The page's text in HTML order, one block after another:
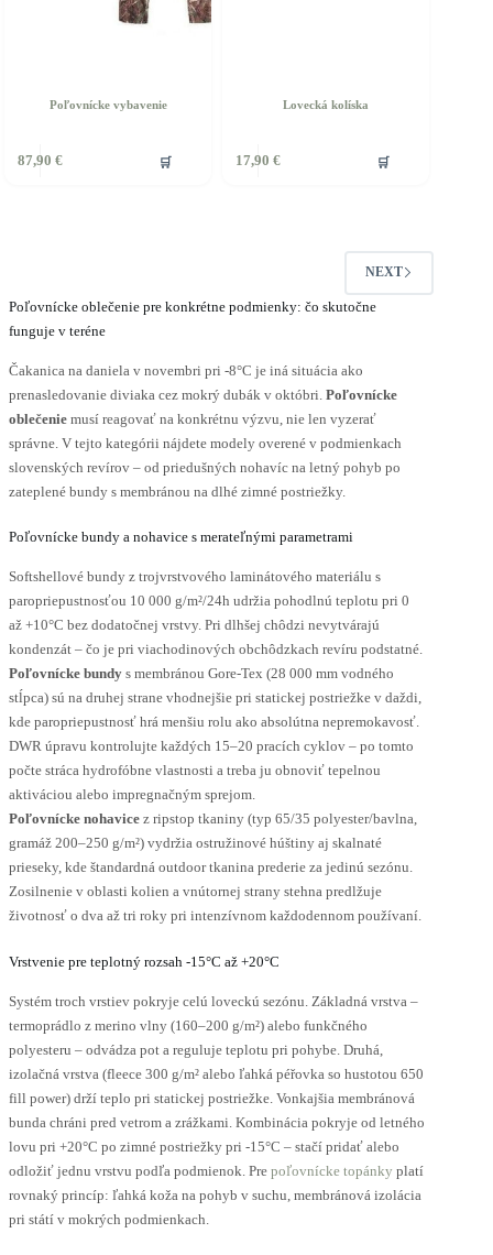
Poľovnícke vybavenie
87,90 € 🛒
Lovecká kolíska
17,90 € 🛒
NEXT
Poľovnícke oblečenie pre konkrétne podmienky: čo skutočne
funguje v teréne
Čakanica na daniela v novembri pri -8°C je iná situácia ako
prenasledovanie diviaka cez mokrý dubák v októbri. Poľovnícke
oblečenie musí reagovať na konkrétnu výzvu, nie len vyzerať
správne. V tejto kategórii nájdete modely overené v podmienkach
slovenských revírov – od priedušných nohavíc na letný pohyb po
zateplené bundy s membránou na dlhé zimné postriežky.
Poľovnícke bundy a nohavice s merateľnými parametrami
Softshellové bundy z trojvrstvového laminátového materiálu s
paropriepustnosťou 10 000 g/m²/24h udržia pohodlnú teplotu pri 0
až +10°C bez dodatočnej vrstvy. Pri dlhšej chôdzi nevytvárajú
kondenzát – čo je pri viachodinových obchôdzkach revíru podstatné.
Poľovnícke bundy s membránou Gore-Tex (28 000 mm vodného
stĺpca) sú na druhej strane vhodnejšie pri statickej postriežke v daždi,
kde paropriepustnosť hrá menšiu rolu ako absolútna nepremokavosť.
DWR úpravu kontrolujte každých 15–20 pracích cyklov – po tomto
počte stráca hydrofóbne vlastnosti a treba ju obnoviť tepelnou
aktiváciou alebo impregnačným sprejom.
Poľovnícke nohavice z ripstop tkaniny (typ 65/35 polyester/bavlna,
gramáž 200–250 g/m²) vydržia ostružinové húštiny aj skalnaté
prieseky, kde štandardná outdoor tkanina prederie za jedinú sezónu.
Zosilnenie v oblasti kolien a vnútornej strany stehna predlžuje
životnosť o dva až tri roky pri intenzívnom každodennom používaní.
Vrstvenie pre teplotný rozsah -15°C až +20°C
Systém troch vrstiev pokryje celú loveckú sezónu. Základná vrstva –
termoprádlo z merino vlny (160–200 g/m²) alebo funkčného
polyesteru – odvádza pot a reguluje teplotu pri pohybe. Druhá,
izolačná vrstva (fleece 300 g/m² alebo ľahká péřovka so hustotou 650
fill power) drží teplo pri statickej postriežke. Vonkajšia membránová
bunda chráni pred vetrom a zrážkami. Kombinácia pokryje od letného
lovu pri +20°C po zimné postriežky pri -15°C – stačí pridať alebo
odložiť jednu vrstvu podľa podmienok. Pre poľovnícke topánky platí
rovnaký princíp: ľahká koža na pohyb v suchu, membránová izolácia
pri státí v mokrých podmienkach.